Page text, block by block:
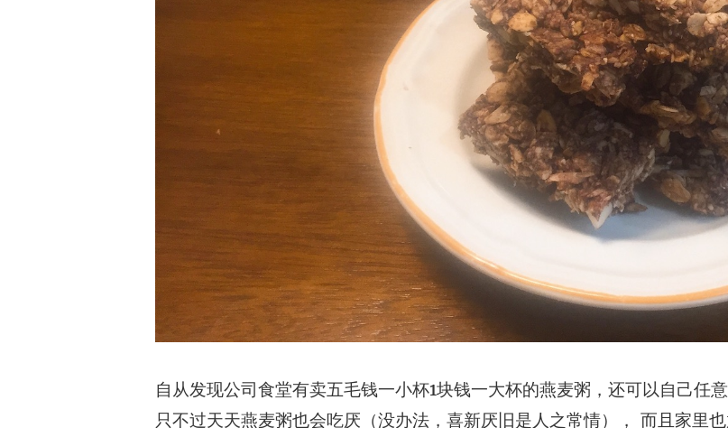
自从发现公司食堂有卖五毛钱一小杯1块钱一大杯的燕麦粥，还可以自己任
只不过天天燕麦粥也会吃厌（没办法，喜新厌旧是人之常情）， 而且家里